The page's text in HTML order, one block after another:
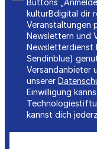
Buttons
kulturBdigital dir
Veranstaltungen
Newslettern und
Newsletterdienst
Sendinblue)
Versandanbieter
unserer
Einwilligung
kannst dich